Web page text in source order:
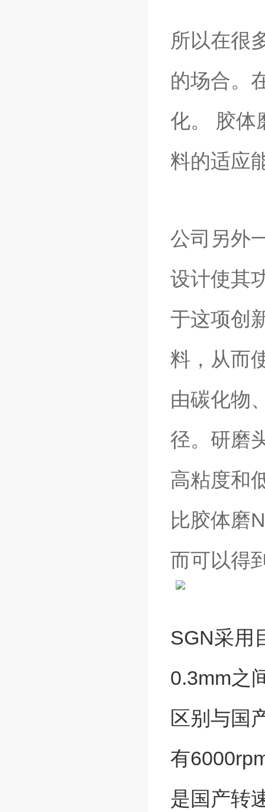
所以在很
的场合。
化。
胶体
料的适应
公司另外
设计使其
于这项创
料，从而
由碳化物
径。研磨
高粘度和
比胶体磨
而可以得
SGN采用
0.3mm之
区别与国
有
是国产转